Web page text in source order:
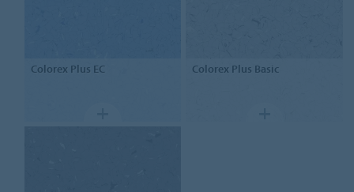
Colorex Plus EC Colorex Plus Basic